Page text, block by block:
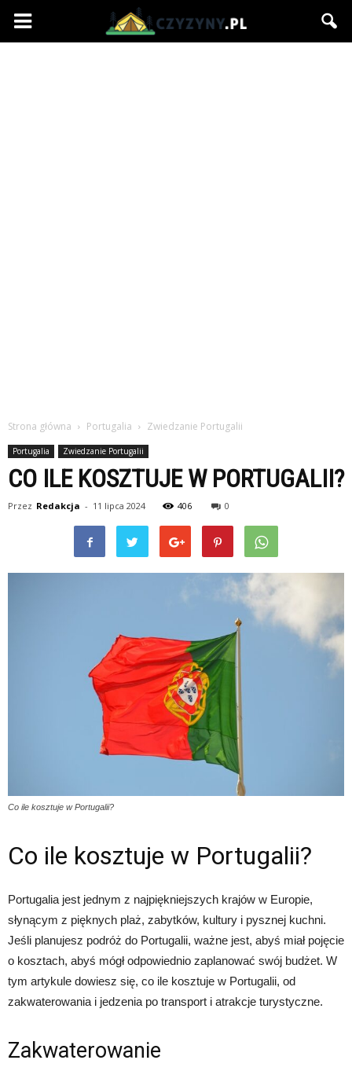
Czyzyny.pl
Strona główna Portugalia Zwiedzanie Portugalii
Portugalia Zwiedzanie Portugalii
CO ILE KOSZTUJE W PORTUGALII?
Przez Redakcja - 11 lipca 2024 406 0
Co ile kosztuje w Portugalii?
Co ile kosztuje w Portugalii?
Portugalia jest jednym z najpiękniejszych krajów w Europie,
słynącym z pięknych plaż, zabytków, kultury i pysznej kuchni.
Jeśli planujesz podróż do Portugalii, ważne jest, abyś miał pojęcie
o kosztach, abyś mógł odpowiednio zaplanować swój budżet. W
tym artykule dowiesz się, co ile kosztuje w Portugalii, od
zakwaterowania i jedzenia po transport i atrakcje turystyczne.
Zakwaterowanie